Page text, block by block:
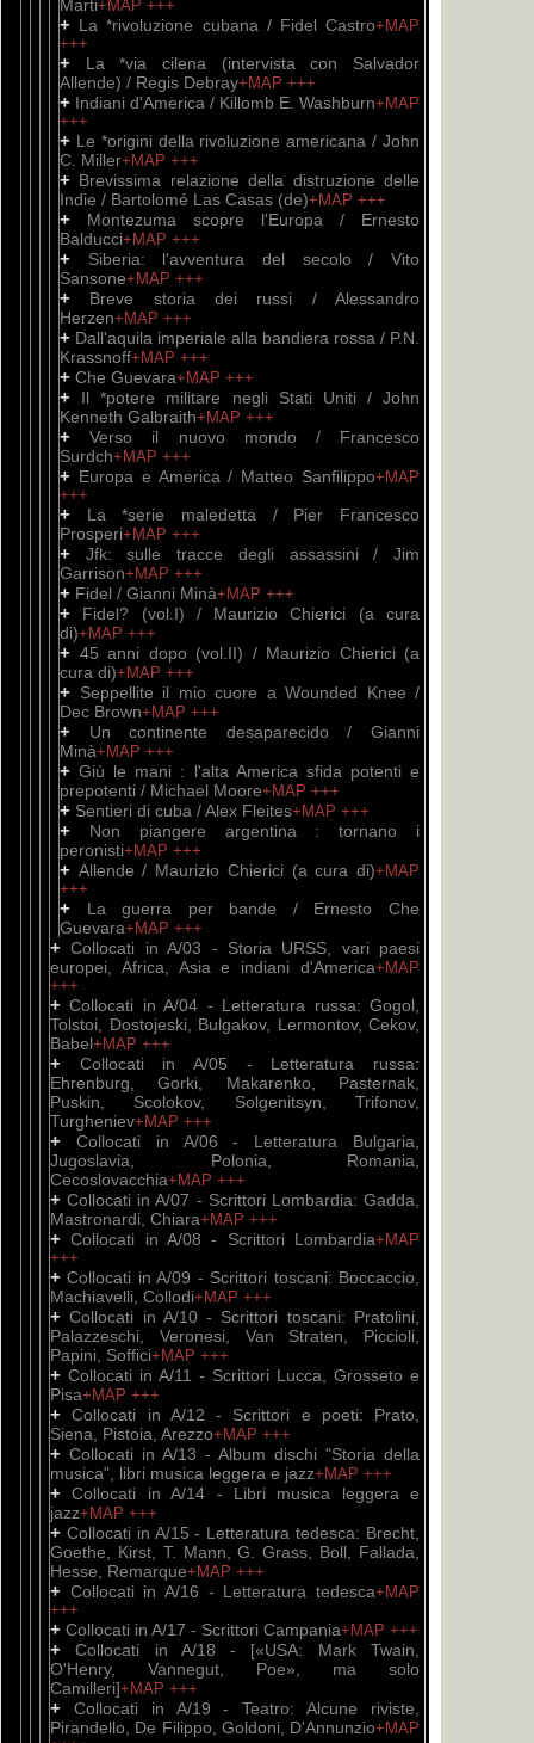
Marti+MAP +++
+ La *rivoluzione cubana / Fidel Castro+MAP
+++
+
La *via cilena (intervista con Salvador
Allende) / Regis Debray+MAP +++
+ Indiani d'America / Killomb E. Washburn+MAP
+++
+ Le *origini della rivoluzione americana / John
C. Miller+MAP +++
+ Brevissima relazione della distruzione delle
Indie / Bartolomé Las Casas (de)+MAP +++
+ Montezuma scopre l'Europa / Ernesto
Balducci+MAP +++
+
Siberia: l'avventura del secolo / Vito
Sansone+MAP +++
+ Breve storia dei russi / Alessandro
Herzen+MAP +++
+ Dall'aquila imperiale alla bandiera rossa / P.N.
Krassnoff+MAP +++
+ Che Guevara+MAP +++
+ Il *potere militare negli Stati Uniti / John
Kenneth Galbraith+MAP +++
+Verso il nuovo mondo / Francesco
Surdch+MAP +++
+ Europa e America / Matteo Sanfilippo+MAP
+++
+
La *serie maledetta / Pier Francesco
Prosperi+MAP +++
+ Jfk: sulle tracce degli assassini / Jim
Garrison+MAP +++
+ Fidel / Gianni Minà+MAP +++
+ Fidel? (vol.I) / Maurizio Chierici (a cura
di)+MAP +++
+ 45 anni dopo (vol.II) / Maurizio Chierici (a
cura di)+MAP +++
+ Seppellite il mio cuore a Wounded Knee /
Dec Brown+MAP +++
+
Un continente desaparecido / Gianni
Minà+MAP +++
+Giù le mani : l'alta America sfida potenti e
prepotenti / Michael Moore+MAP +++
+ Sentieri di cuba / Alex Fleites+MAP +++
+
Non piangere argentina : tornano i
peronisti+MAP +++
+ Allende / Maurizio Chierici (a cura di)+MAP
+++
+
La guerra per bande / Ernesto Che
Guevara+MAP +++
+Collocati in A/03 - Storia URSS, vari paesi
europei, Africa, Asia e indiani d'America+MAP
+++
+Collocati in A/04 - Letteratura russa: Gogol,
Tolstoi, Dostojeski, Bulgakov, Lermontov, Cekov,
Babel+MAP +++
+ Collocati in A/05 - Letteratura russa:
Ehrenburg, Gorki, Makarenko, Pasternak,
Puskin, Scolokov, Solgenitsyn, Trifonov,
Turgheniev+MAP +++
+ Collocati in A/06 - Letteratura Bulgaria,
Jugoslavia, Polonia, Romania,
Cecoslovacchia+MAP +++
+Collocati in A/07 - Scrittori Lombardia: Gadda,
Mastronardi, Chiara+MAP +++
+Collocati in A/08 - Scrittori Lombardia+MAP
+++
+Collocati in A/09 - Scrittori toscani: Boccaccio,
Machiavelli, Collodi+MAP +++
+Collocati in A/10 - Scrittori toscani: Pratolini,
Palazzeschi, Veronesi, Van Straten, Piccioli,
Papini, Soffici+MAP +++
+ Collocati in A/11 - Scrittori Lucca, Grosseto e
Pisa+MAP +++
+Collocati in A/12 - Scrittori e poeti: Prato,
Siena, Pistoia, Arezzo+MAP +++
+ Collocati in A/13 - Album dischi "Storia della
musica", libri musica leggera e jazz+MAP +++
+Collocati in A/14 - Libri musica leggera e
jazz+MAP +++
+ Collocati in A/15 - Letteratura tedesca: Brecht,
Goethe, Kirst, T. Mann, G. Grass, Boll, Fallada,
Hesse, Remarque+MAP +++
+ Collocati in A/16 - Letteratura tedesca+MAP
+++
+ Collocati in A/17 - Scrittori Campania+MAP +++
+Collocati in A/18 - [«USA: Mark Twain,
O'Henry, Vannegut, Poe», ma solo
Camilleri]+MAP +++
+ Collocati in A/19 - Teatro: Alcune riviste,
Pirandello, De Filippo, Goldoni, D'Annunzio+MAP